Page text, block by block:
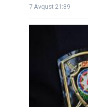
7 Avqust 21:39